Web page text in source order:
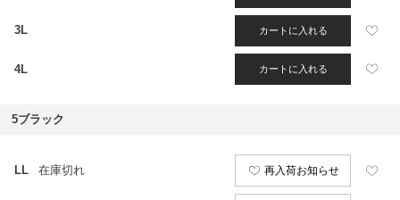
3L カートに入れる
4L カートに入れる
5ブラック
LL 在庫切れ 再入荷お知らせ